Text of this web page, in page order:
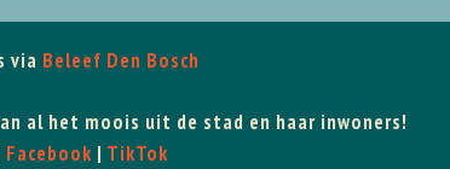
via Beleef Den Bosch
al het moois uit de stad en haar inwoners!
Facebook | TikTok